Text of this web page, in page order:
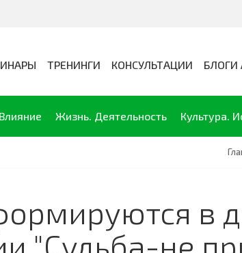
ТРЕНИНГИ КОНСУЛЬТАЦИИ БЛОГИ
Жизнь. Деятельность Культура.
в
"Судьба-не